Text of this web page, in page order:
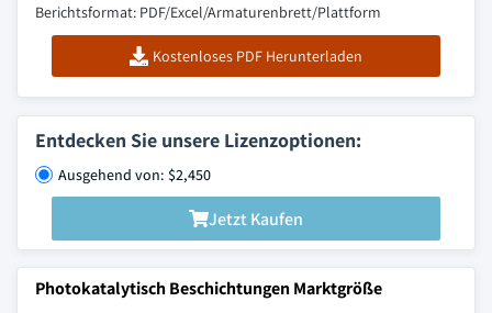
Berichtsformat: PDF/Excel/Armaturenbrett/Plattform
Kostenloses PDF Herunterladen
Entdecken Sie unsere Lizenzoptionen:
Ausgehend von: $2,450
Jetzt Kaufen
Photokatalytisch Beschichtungen Marktgröße